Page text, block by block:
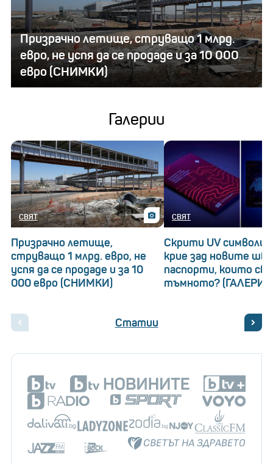
Призрачно летище, струващо 1 млрд.
евро, не успя да се продаде и за 10 000
евро (СНИМКИ)
Галерии
СВЯТ
Призрачно летище,
струващо 1 млрд. евро, не
успя да се продаде и за 10
000 евро (СНИМКИ)
СВЯТ
Скрити UV символи:
крие зад новите
паспорти, които
тъмното?
Статии